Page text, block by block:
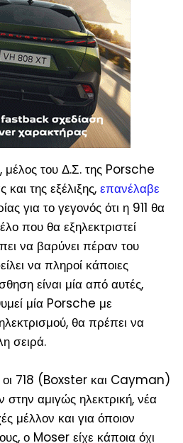
του Δ.Σ. της Porsche
της εξέλιξης, επανέλαβε
για το γεγονός ότι η 911 θα
που θα εξηλεκτριστεί
να βαρύνει πέραν του
να πληροί κάποιες
είναι μία από αυτές,
μία Porsche με
θα πρέπει να
σειρά.
718 (Boxster και Cayman)
αμιγώς ηλεκτρική, νέα
μέλλον και για όποιον
ο Moser είχε κάποια όχι